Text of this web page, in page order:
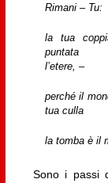
Rimani – Tu:
la tua
puntata
l’etere, –
perché il
tua culla
la tomba è il
Sono i passi